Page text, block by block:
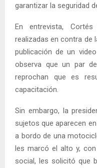
garantizar la seguridad
En entrevista,
realizadas en contra de
publicación de un
observa que un par
reprochan que es
capacitación.
Sin embargo, la
sujetos que aparecen
a bordo de una
les marcó el alto y,
social, les solicitó que